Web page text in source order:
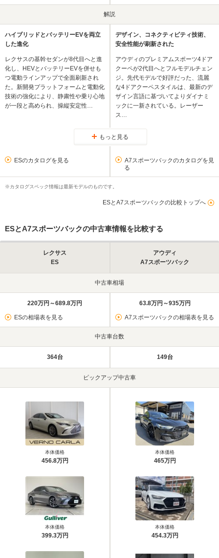
解説
ハイブリッドとバッテリーEVを両立
した進化
レクサスの基幹セダンが8代目へと進
化し、HEVとバッテリーEVを併せも
つ電動ラインアップで全面刷新され
た。新開発プラットフォームと電動化
技術の強化により、静粛性や乗り心地
が一段と高められ、操縦安定性…
デザイン、コネクティビティ技術、
安全性能が刷新された
アウディのプレミアムスポーツ4ドア
クーペが2代目へとフルモデルチェン
ジ。先代モデルで好評だった、流麗
な4ドアクーペスタイルは、最新のデ
ザイン言語に基づいてよりダイナミ
ックに一新されている。レーザー
ス…
もっと見る
ESのカタログを見る
A7スポーツバックのカタログを見
る
※カタログスペック情報は最新モデルのものです。
ESとA7スポーツバックの比較トップへ
ESとA7スポーツバックの中古車情報を比較する
レクサス
ES
アウディ
A7スポーツバック
中古車相場
220万円～689.8万円
ESの相場表を見る
63.8万円～935万円
A7スポーツバックの相場表を見る
中古車台数
364台 149台
ピックアップ中古車
本体価格
456.8万円
本体価格
399.3万円
本体価格
465万円
本体価格
454.3万円